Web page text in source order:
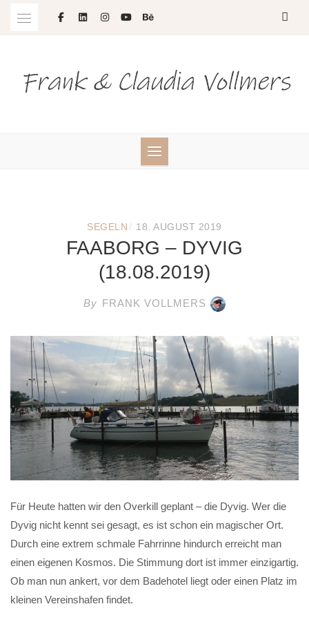
SEGELN / 18. AUGUST 2019
FAABORG – DYVIG
(18.08.2019)
By FRANK VOLLMERS
Für Heute hatten wir den Overkill geplant – die Dyvig. Wer die
Dyvig nicht kennt sei gesagt, es ist schon ein magischer Ort.
Durch eine extrem schmale Fahrrinne hindurch erreicht man
einen eigenen Kosmos. Die Stimmung dort ist immer einzigartig.
Ob man nun ankert, vor dem Badehotel liegt oder einen Platz im
kleinen Vereinshafen findet.